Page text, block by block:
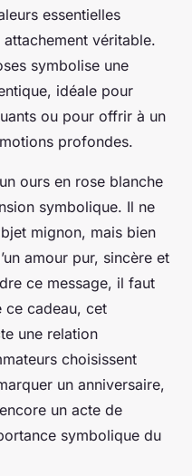
essentielles
véritable.
symbolise une
idéale pour
ou pour offrir à un
profondes.
ours en rose blanche
symbolique. Il ne
mignon, mais bien
amour pur, sincère et
ce message, il faut
ce cadeau, cet
une relation
choisissent
un anniversaire,
un acte de
symbolique du